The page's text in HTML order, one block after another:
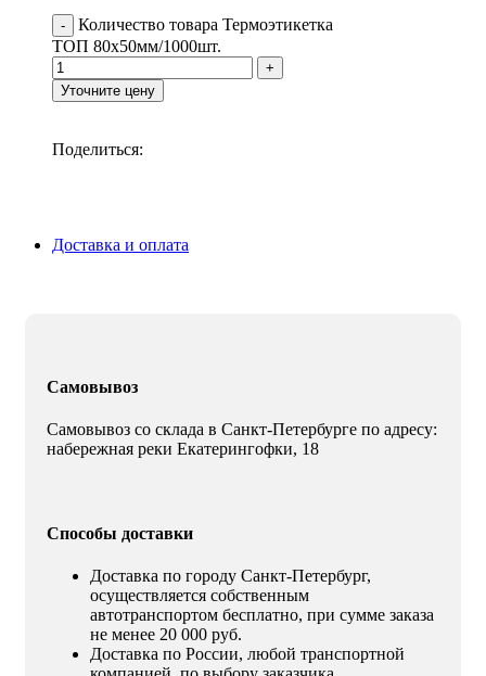
Количество товара Термоэтикетка
ТОП 80х50мм/1000шт.
Уточните цену
Поделиться:
Доставка и оплата
Самовывоз
Самовывоз со склада в Санкт-Петербурге по адресу:
набережная реки Екатерингофки, 18
Способы доставки
Доставка по городу Санкт-Петербург,
осуществляется собственным
автотранспортом бесплатно, при сумме заказа
не менее 20 000 руб.
Доставка по России, любой транспортной